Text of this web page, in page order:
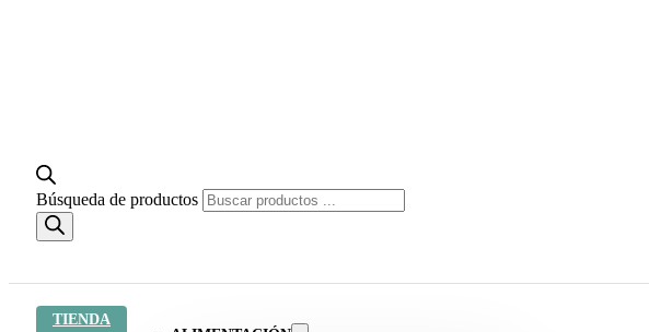
Búsqueda de productos
TIENDA